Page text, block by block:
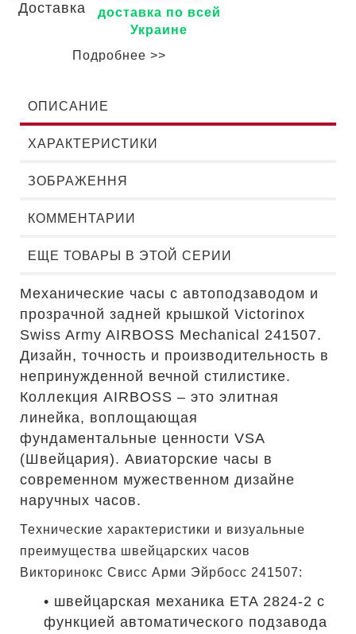
доставка по всей
Украине
Подробнее >>
ОПИСАНИЕ
ХАРАКТЕРИСТИКИ
ЗОБРАЖЕННЯ
КОММЕНТАРИИ
ЕЩЕ ТОВАРЫ В ЭТОЙ СЕРИИ
Механические часы с автоподзаводом и
прозрачной задней крышкой Victorinox
Swiss Army AIRBOSS Mechanical 241507.
Дизайн, точность и производительность в
непринужденной вечной стилистике.
Коллекция AIRBOSS – это элитная
линейка, воплощающая
фундаментальные ценности VSA
(Швейцария). Авиаторские часы в
современном мужественном дизайне
наручных часов.
Технические характеристики и визуальные
преимущества швейцарских часов
Викторинокс Свисс Арми Эйрбосс 241507:
• швейцарская механика ETA 2824-2 с
функцией автоматического подзавода